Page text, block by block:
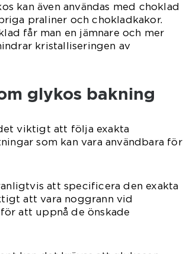
kan även användas med choklad
praliner och chokladkakor.
får man en jämnare och mer
kristalliseringen av
glykos bakning
viktigt att följa exakta
som kan vara användbara för
att specificera den exakta
att vara noggrann vid
att uppnå de önskade